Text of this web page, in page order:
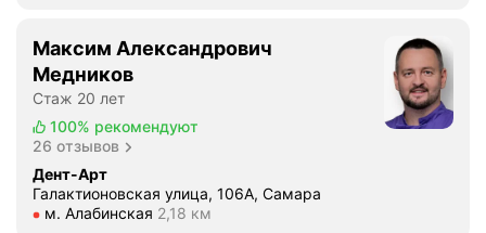
Максим Александрович
Медников
Стаж 20 лет
100% рекомендуют
26 отзывов
Дент-Арт
Галактионовская улица, 106А, Самара
Метро м. Алабинская Расстояние 2,18 км
м. Алабинская 2,18 км